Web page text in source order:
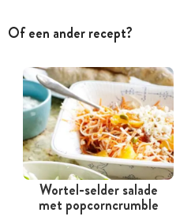
Of een ander recept?
Wortel-selder salade
met popcorncrumble